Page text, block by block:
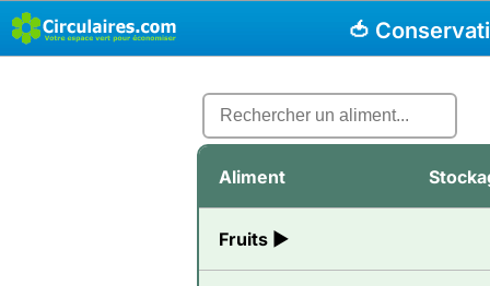
🍅
Aliment
Fruits ▶